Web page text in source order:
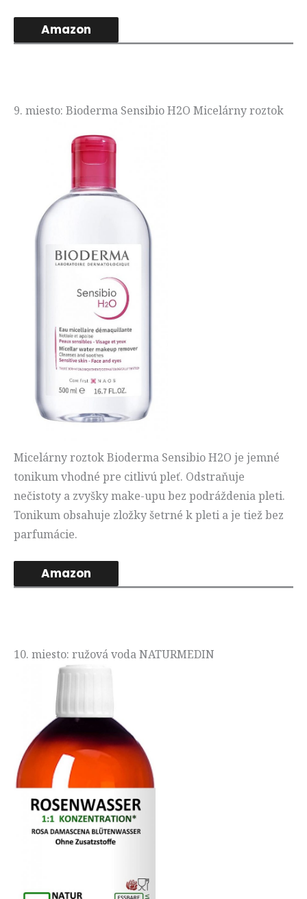
Amazon
9. miesto: Bioderma Sensibio H2O Micelárny roztok
Micelárny roztok Bioderma Sensibio H2O je jemné
tonikum vhodné pre citlivú pleť. Odstraňuje
nečistoty a zvyšky make-upu bez podráždenia pleti.
Tonikum obsahuje zložky šetrné k pleti a je tiež bez
parfumácie.
Amazon
10. miesto: ružová voda NATURMEDIN